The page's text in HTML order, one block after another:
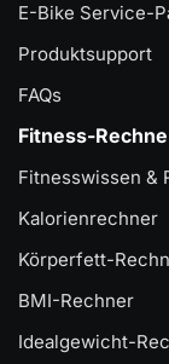
E-Bike Service-
Produktsupport
FAQs
Fitness-
Fitnesswissen &
Kalorienrechner
Körperfett-
BMI-Rechner
Idealgewicht-